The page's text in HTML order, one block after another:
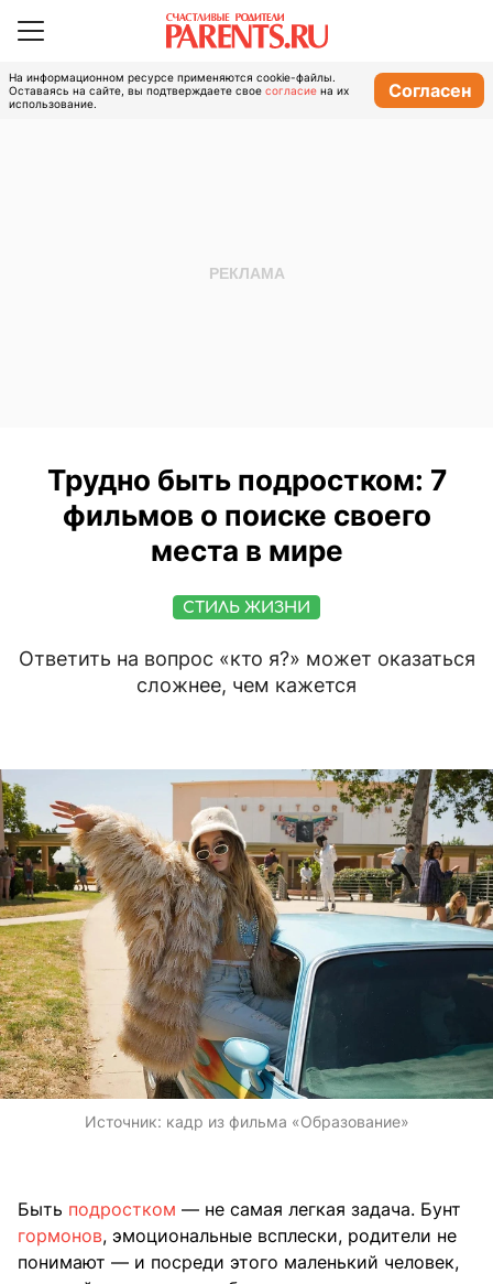
На информационном ресурсе применяются cookie-файлы.
Оставаясь на сайте, вы подтверждаете свое согласие на их
использование.
Согласен
Трудно быть подростком: 7
фильмов о поиске своего
места в мире
СТИЛЬ ЖИЗНИ
Ответить на вопрос «кто я?» может оказаться
сложнее, чем кажется
Источник: кадр из фильма «Образование»
Быть подростком — не самая легкая задача. Бунт
гормонов, эмоциональные всплески, родители не
понимают — и посреди этого маленький человек,